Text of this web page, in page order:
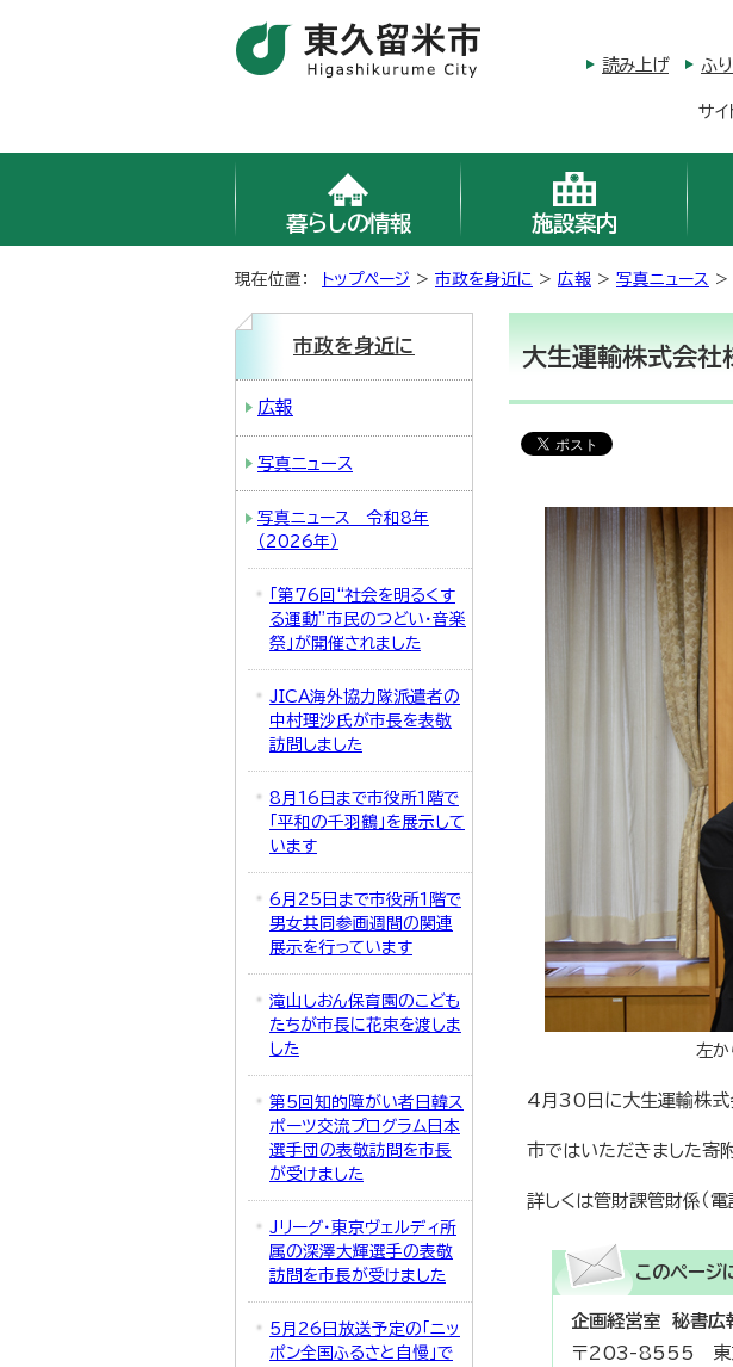
読み上げ ふ
サイ
暮らしの情報 施設案内
現在位置： トップページ > 市政を身近に > 広報 > 写真ニュース >
大生運輸株式会社
左か
4月30日に大生運輸株式
市ではいただきました寄
詳しくは管財課管財係
このページ
企画経営室 秘書広
〒203-8555 東
市政を身近に
広報
写真ニュース
写真ニュース 令和8年
（2026年）
「第76回“社会を明るくす
る運動”市民のつどい・音楽
祭」が開催されました
JICA海外協力隊派遣者の
中村理沙氏が市長を表敬
訪問しました
8月16日まで市役所1階で
「平和の千羽鶴」を展示して
います
6月25日まで市役所1階で
男女共同参画週間の関連
展示を行っています
滝山しおん保育園のこども
たちが市長に花束を渡しま
した
第5回知的障がい者日韓ス
ポーツ交流プログラム日本
選手団の表敬訪問を市長
が受けました
Jリーグ・東京ヴェルディ所
属の深澤大輝選手の表敬
訪問を市長が受けました
5月26日放送予定の「ニッ
ポン全国ふるさと自慢」で